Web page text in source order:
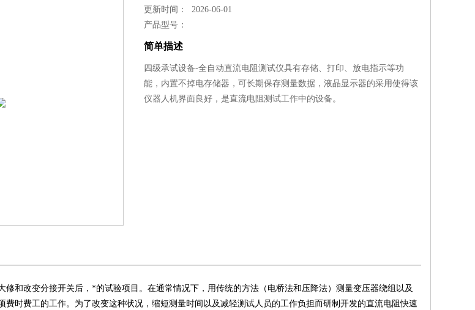
更新时间： 2026-06-01
产品型号：
简单描述
四级承试设备-全自动直流电阻测试仪具有存储、打印、放电指示等功
能，内置不掉电存储器，可长期保存测量数据，液晶显示器的采用使得该
仪器人机界面良好，是直流电阻测试工作中的设备。
修和改变分接开关后，*的试验项目。在通常情况下，用传统的方法（电桥法和压降法）测量变压器绕组以及
费时费工的工作。为了改变这种状况，缩短测量时间以及减轻测试人员的工作负担而研制开发的直流电阻快速